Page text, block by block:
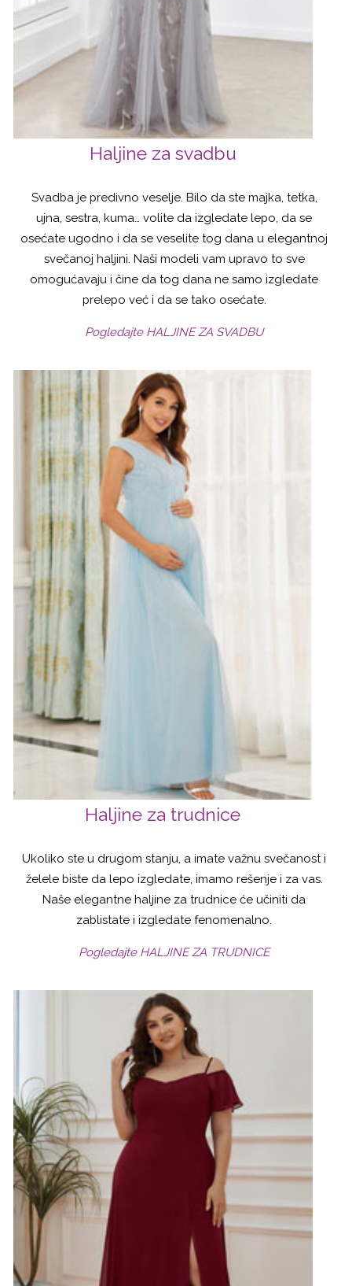
Haljine za svadbu
Svadba je predivno veselje. Bilo da ste majka, tetka,
ujna, sestra, kuma… volite da izgledate lepo, da se
osećate ugodno i da se veselite tog dana u elegantnoj
svečanoj haljini. Naši modeli vam upravo to sve
omogućavaju i čine da tog dana ne samo izgledate
prelepo već i da se tako osećate.
Pogledajte HALJINE ZA SVADBU
Haljine za trudnice
Ukoliko ste u drugom stanju, a imate važnu svečanost i
želele biste da lepo izgledate, imamo rešenje i za vas.
Naše elegantne haljine za trudnice će učiniti da
zablistate i izgledate fenomenalno.
Pogledajte HALJINE ZA TRUDNICE